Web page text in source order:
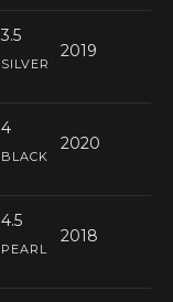
3.5
2019
SILVER
4
2020
BLACK
4.5
2018
PEARL